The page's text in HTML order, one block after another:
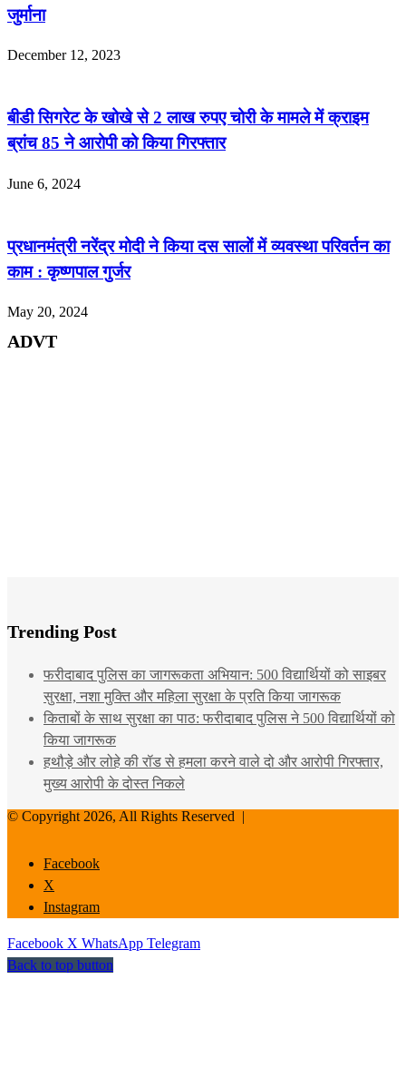
जुर्माना
December 12, 2023
बीडी सिगरेट के खोखे से 2 लाख रुपए चोरी के मामले में क्राइम
ब्रांच 85 ने आरोपी को किया गिरफ्तार
June 6, 2024
प्रधानमंत्री नरेंद्र मोदी ने किया दस सालों में व्यवस्था परिवर्तन का
काम : कृष्णपाल गुर्जर
May 20, 2024
ADVT
Trending Post
फरीदाबाद पुलिस का जागरूकता अभियान: 500 विद्यार्थियों को साइबर
सुरक्षा, नशा मुक्ति और महिला सुरक्षा के प्रति किया जागरूक
किताबों के साथ सुरक्षा का पाठ: फरीदाबाद पुलिस ने 500 विद्यार्थियों को
किया जागरूक
हथौड़े और लोहे की रॉड से हमला करने वाले दो और आरोपी गिरफ्तार,
मुख्य आरोपी के दोस्त निकले
© Copyright 2026, All Rights Reserved |
Facebook
X
Instagram
Facebook X WhatsApp Telegram
Back to top button